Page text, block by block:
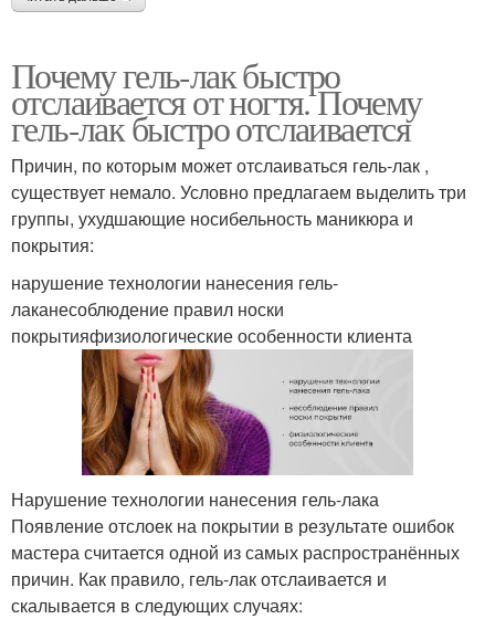
Почему гель-лак быстро
отслаивается от ногтя. Почему
гель-лак быстро отслаивается
Причин, по которым может отслаиваться гель-лак ,
существует немало. Условно предлагаем выделить три
группы, ухудшающие носибельность маникюра и
покрытия:
нарушение технологии нанесения гель-
лаканесоблюдение правил носки
покрытияфизиологические особенности клиента
Нарушение технологии нанесения гель-лака
Появление отслоек на покрытии в результате ошибок
мастера считается одной из самых распространённых
причин. Как правило, гель-лак отслаивается и
скалывается в следующих случаях: